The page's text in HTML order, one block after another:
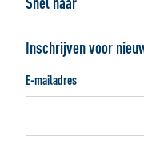
Inschrijven voor
E-mailadres
Bestellen
Betalen en retourneren
Handleidingen
Verhuisdozen
Wonen en Opbergen